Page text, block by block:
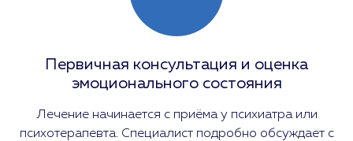
Первичная консультация и оценка
эмоционального состояния
Лечение начинается с приёма у психиатра или
психотерапевта. Специалист подробно обсуждает с